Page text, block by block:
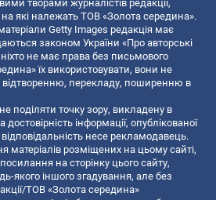
творами журналістів редакції,
які належать ТОВ «Золота середина».
Getty Images редакція має
законом України «Про авторські
не має права без письмового
їх використовувати, вони не
перекладу, поширенню в
поділяти точку зору, викладену в
інформації, опублікованої
несе рекламодавець.
матеріалів розміщених на цьому сайті,
на сторінку цього сайту,
якого іншого згадування, але без
ТОВ «Золота середина»